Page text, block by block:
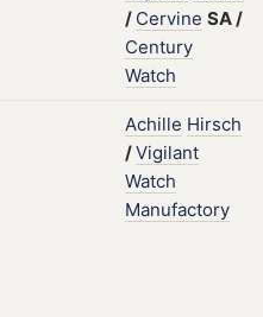
/ Cervine SA/
Century
Watch
Achille Hirsch
/Vigilant
Watch
Manufactory